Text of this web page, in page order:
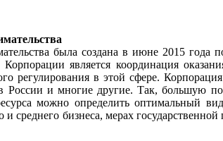
была создана в июне 2015
является координация
регулирования в этой сфере.
и многие другие. Так, большую
можно определить оптимальный вид
бизнеса, мерах